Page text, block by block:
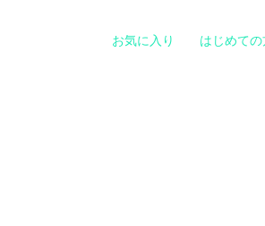
お気に入り はじめて